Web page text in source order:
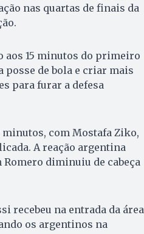
nas quartas de finais da
aos 15 minutos do primeiro
posse de bola e criar mais
para furar a defesa
minutos, com Mostafa Ziko,
A reação argentina
diminuiu de cabeça
recebeu na entrada da área
os argentinos na